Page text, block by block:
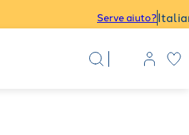
Serve aiuto?